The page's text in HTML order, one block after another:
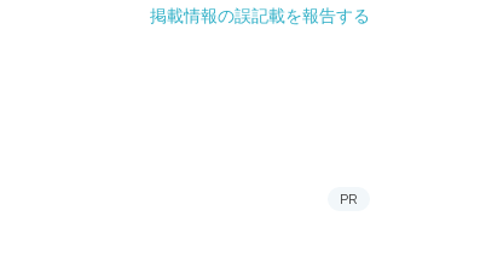
掲載情報の誤記載を報告する
PR